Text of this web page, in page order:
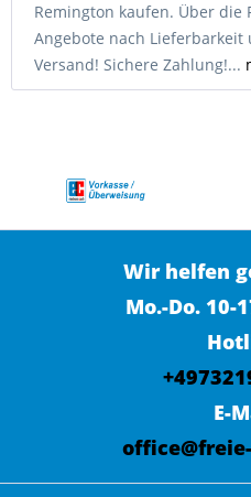
Remington kaufen. Über die
Angebote nach
Versand! Sichere Zahlung!...
Wir helfen
Mo.-Do. 10-
E-